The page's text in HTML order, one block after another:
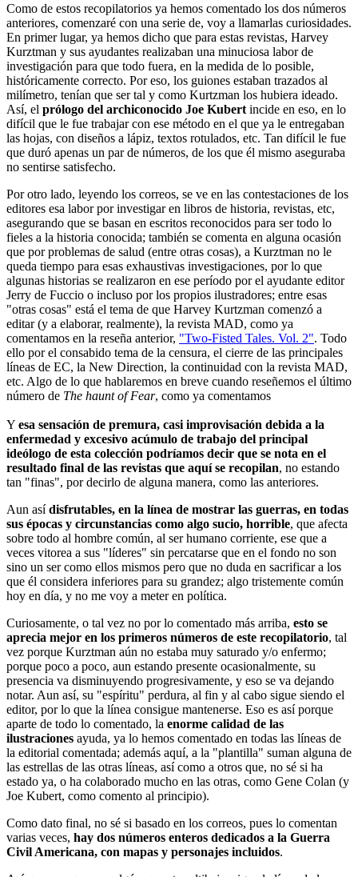
Como de estos recopilatorios ya hemos comentado los dos números
anteriores, comenzaré con una serie de, voy a llamarlas curiosidades.
En primer lugar, ya hemos dicho que para estas revistas, Harvey
Kurztman y sus ayudantes realizaban una minuciosa labor de
investigación para que todo fuera, en la medida de lo posible,
históricamente correcto. Por eso, los guiones estaban trazados al
milímetro, tenían que ser tal y como Kurtzman los hubiera ideado.
Así, el prólogo del archiconocido Joe Kubert incide en eso, en lo
difícil que le fue trabajar con ese método en el que ya le entregaban
las hojas, con diseños a lápiz, textos rotulados, etc. Tan difícil le fue
que duró apenas un par de números, de los que él mismo aseguraba
no sentirse satisfecho.
Por otro lado, leyendo los correos, se ve en las contestaciones de los
editores esa labor por investigar en libros de historia, revistas, etc,
asegurando que se basan en escritos reconocidos para ser todo lo
fieles a la historia conocida; también se comenta en alguna ocasión
que por problemas de salud (entre otras cosas), a Kurztman no le
queda tiempo para esas exhaustivas investigaciones, por lo que
algunas historias se realizaron en ese período por el ayudante editor
Jerry de Fuccio o incluso por los propios ilustradores; entre esas
"otras cosas" está el tema de que Harvey Kurtzman comenzó a
editar (y a elaborar, realmente), la revista MAD, como ya
comentamos en la reseña anterior, "Two-Fisted Tales. Vol. 2". Todo
ello por el consabido tema de la censura, el cierre de las principales
líneas de EC, la New Direction, la continuidad con la revista MAD,
etc. Algo de lo que hablaremos en breve cuando reseñemos el último
número de The haunt of Fear, como ya comentamos
Y esa sensación de premura, casi improvisación debida a la
enfermedad y excesivo acúmulo de trabajo del principal
ideólogo de esta colección podríamos decir que se nota en el
resultado final de las revistas que aquí se recopilan, no estando
tan "finas", por decirlo de alguna manera, como las anteriores.
Aun asídisfrutables, en la línea de mostrar las guerras, en todas
sus épocas y circunstancias como algo sucio, horrible, que afecta
sobre todo al hombre común, al ser humano corriente, ese que a
veces vitorea a sus "líderes" sin percatarse que en el fondo no son
sino un ser como ellos mismos pero que no duda en sacrificar a los
que él considera inferiores para su grandez; algo tristemente común
hoy en día, y no me voy a meter en política.
Curiosamente, o tal vez no por lo comentado más arriba, esto se
aprecia mejor en los primeros números de este recopilatorio, tal
vez porque Kurztman aún no estaba muy saturado y/o enfermo;
porque poco a poco, aun estando presente ocasionalmente, su
presencia va disminuyendo progresivamente, y eso se va dejando
notar. Aun así, su "espíritu" perdura, al fin y al cabo sigue siendo el
editor, por lo que la línea consigue mantenerse. Eso es así porque
aparte de todo lo comentado, la enorme calidad de las
ilustraciones ayuda, ya lo hemos comentado en todas las líneas de
la editorial comentada; además aquí, a la "plantilla" suman alguna de
las estrellas de las otras líneas, así como a otros que, no sé si ha
estado ya, o ha colaborado mucho en las otras, como Gene Colan (y
Joe Kubert, como comento al principio).
Como dato final, no sé si basado en los correos, pues lo comentan
varias veces, hay dos números enteros dedicados a la Guerra
Civil Americana, con mapas y personajes incluidos.